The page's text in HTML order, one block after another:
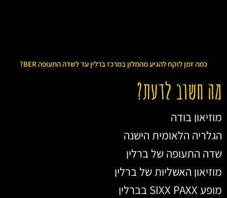
כמה זמן לוקח להגיע מהמלון במרכז ברלין עד לשדה התעופה BER?
מה חשוב לדעת?
מוזיאון בודה
הגלריה הלאומית הישנה
שדה התעופה של ברלין
מוזיאון האשליות של ברלין
מופע SIXX PAXX בברלין